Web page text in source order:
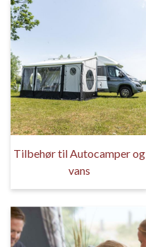
Tilbehør til Autocamper og
vans